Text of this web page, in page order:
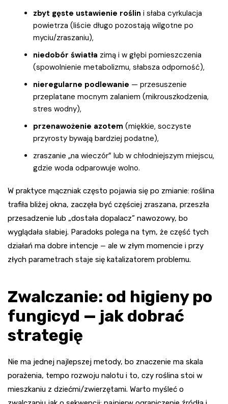
zbyt gęste ustawienie roślin i słaba cyrkulacja
powietrza (liście długo pozostają wilgotne po
myciu/zraszaniu),
niedobór światła zimą i w głębi pomieszczenia
(spowolnienie metabolizmu, słabsza odporność),
nieregularne podlewanie — przesuszenie
przeplatane mocnym zalaniem (mikrouszkodzenia,
stres wodny),
przenawożenie azotem (miękkie, soczyste
przyrosty bywają bardziej podatne),
zraszanie „na wieczór” lub w chłodniejszym miejscu,
gdzie woda odparowuje wolno.
W praktyce mączniak często pojawia się po zmianie: roślina
trafiła bliżej okna, zaczęła być częściej zraszana, przeszła
przesadzenie lub „dostała dopalacz” nawozowy, bo
wyglądała słabiej. Paradoks polega na tym, że część tych
działań ma dobre intencje — ale w złym momencie i przy
złych parametrach staje się katalizatorem problemu.
Zwalczanie: od higieny po
fungicyd — jak dobrać
strategię
Nie ma jednej najlepszej metody, bo znaczenie ma skala
porażenia, tempo rozwoju nalotu i to, czy roślina stoi w
mieszkaniu z dziećmi/zwierzętami. Warto myśleć o